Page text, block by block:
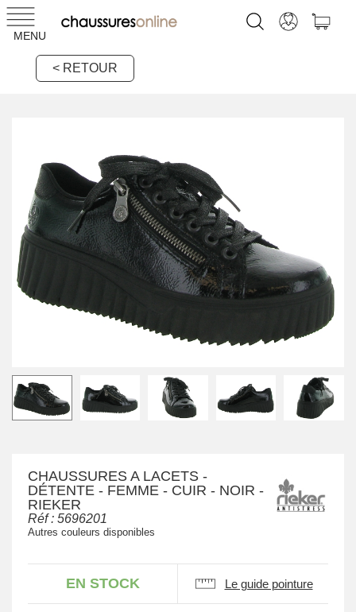
MENU
< RETOUR
CHAUSSURES A LACETS -
DÉTENTE - FEMME - CUIR - NOIR -
RIEKER
Réf : 5696201
Autres couleurs disponibles
EN STOCK Le guide pointure